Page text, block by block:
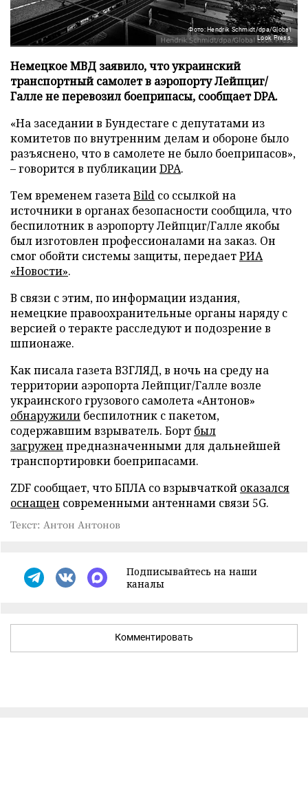
Фото: Hendrik Schmidt/dpa/Global
Look Press
Немецкое МВД заявило, что украинский
транспортный самолет в аэропорту Лейпциг/
Галле не перевозил боеприпасы, сообщает DPA.
«На заседании в Бундестаге с депутатами из
комитетов по внутренним делам и обороне было
разъяснено, что в самолете не было боеприпасов»,
– говорится в публикацииDPA.
Тем временем газетаBild со ссылкой на
источники в органах безопасности сообщила, что
беспилотник в аэропорту Лейпциг/Галле якобы
был изготовлен профессионалами на заказ. Он
смог обойти системы защиты, передаетРИА
«Новости».
В связи с этим, по информации издания,
немецкие правоохранительные органы наряду с
версией о теракте расследуют и подозрение в
шпионаже.
Как писала газета ВЗГЛЯД, в ночь на среду на
территории аэропорта Лейпциг/Галле возле
украинского грузового самолета «Антонов»
обнаружили беспилотник с пакетом,
содержавшим взрыватель. Борт был
загружен предназначенными для дальнейшей
транспортировки боеприпасами.
ZDF сообщает, что БПЛА со взрывчаткой оказался
оснащен современными антеннами связи 5G.
Текст: Антон Антонов
Подписывайтесь на наши
каналы
Комментировать